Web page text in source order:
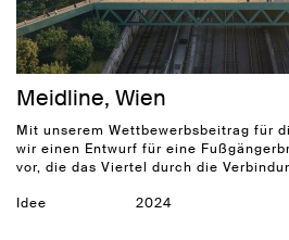
Meidline, Wien
Mit unserem Wettbewerbsbeitrag für
wir einen Entwurf für eine
vor, die das Viertel durch die
Idee 2024